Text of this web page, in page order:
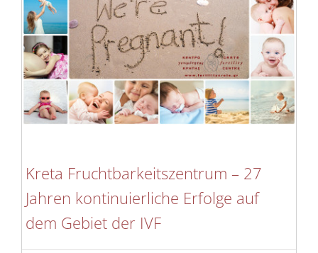
Fruchtbarkeitstherapien
Ergänzende Pflege
Kreta Fruchtbarkeitszentrum – 27
Jahren kontinuierliche Erfolge auf
dem Gebiet der IVF